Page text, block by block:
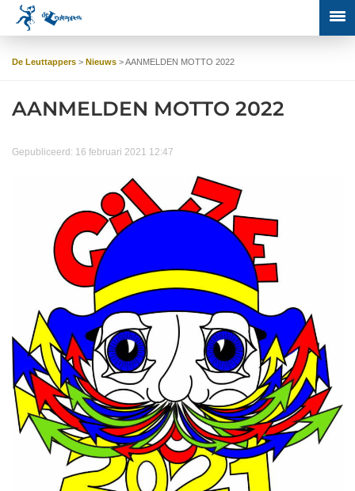
De Leuttappers > Nieuws >AANMELDEN MOTTO 2022
AANMELDEN MOTTO 2022
Gepubliceerd: 16 februari 2021 12:47